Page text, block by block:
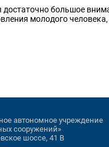
большое
молодого
автономное учреждение
сооружений»
шоссе, 41 В